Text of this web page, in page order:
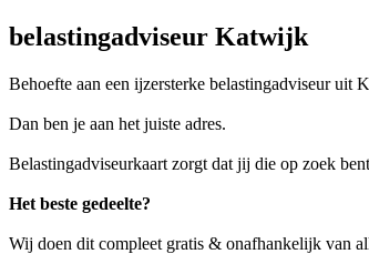
belastingadviseur Katwijk
Behoefte aan een ijzersterke belastingadviseur
Dan ben je aan het juiste adres.
Belastingadviseurkaart zorgt dat jij die op zoek
Het beste gedeelte?
Wij doen dit compleet gratis & onafhankelijk van